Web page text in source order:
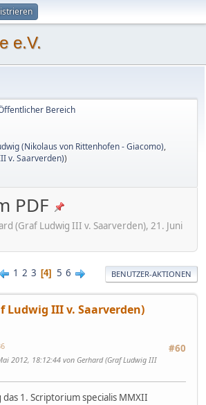
e.V.
Bereich
(Nikolaus von Rittenhofen - Giacomo),
v. Saarverden))
PDF
(Graf Ludwig III v. Saarverden), 21. Juni
1 2 3 4 5 6 BENUTZER-AKTIONEN
Ludwig III v. Saarverden)
#60
2012, 18:12:44 von Gerhard (Graf Ludwig III
1. Scriptorium specialis MMXII